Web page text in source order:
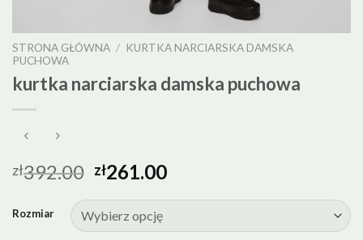
STRONA GŁÓWNA / KURTKA NARCIARSKA DAMSKA
PUCHOWA
kurtka narciarska damska puchowa
zł392.00 zł261.00
Rozmiar